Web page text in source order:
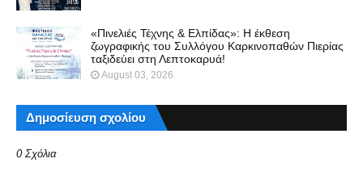
«Πινελιές Τέχνης & Ελπίδας»: Η έκθεση
ζωγραφικής του Συλλόγου Καρκινοπαθών Πιερίας
ταξιδεύει στη Λεπτοκαρυά!
August 03, 2026
Δημοσίευση σχολίου
0 Σχόλια